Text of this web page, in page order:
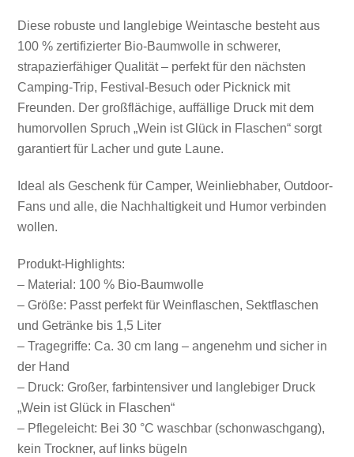
Diese robuste und langlebige Weintasche besteht aus
100 % zertifizierter Bio-Baumwolle in schwerer,
strapazierfähiger Qualität – perfekt für den nächsten
Camping-Trip, Festival-Besuch oder Picknick mit
Freunden. Der großflächige, auffällige Druck mit dem
humorvollen Spruch „Wein ist Glück in Flaschen“ sorgt
garantiert für Lacher und gute Laune.
Ideal als Geschenk für Camper, Weinliebhaber, Outdoor-
Fans und alle, die Nachhaltigkeit und Humor verbinden
wollen.
Produkt-Highlights:
– Material: 100 % Bio-Baumwolle
– Größe: Passt perfekt für Weinflaschen, Sektflaschen
und Getränke bis 1,5 Liter
– Tragegriffe: Ca. 30 cm lang – angenehm und sicher in
der Hand
– Druck: Großer, farbintensiver und langlebiger Druck
„Wein ist Glück in Flaschen“
– Pflegeleicht: Bei 30 °C waschbar (schonwaschgang),
kein Trockner, auf links bügeln